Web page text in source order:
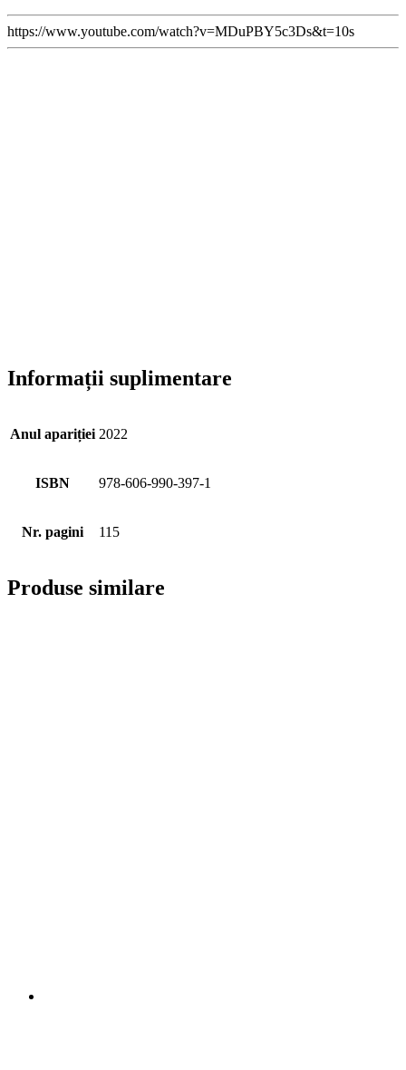
https://www.youtube.com/watch?v=MDuPBY5c3Ds&t=10s
Informații suplimentare
Anul apariției 2022
ISBN 978-606-990-397-1
Nr. pagini 115
Produse similare